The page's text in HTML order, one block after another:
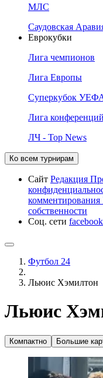
МЛС
Саудовская
Еврокубки
Лига чемпионов
Лига Европы
Суперкубок
Лига конференций
ЛЧ - Top News
Ко всем турнирам
Сайт Редакция
комментирования
собственности
Соц. сети facebook
Футбол 24
Льюис Хэмилтон
Льюис
Компактно Большие